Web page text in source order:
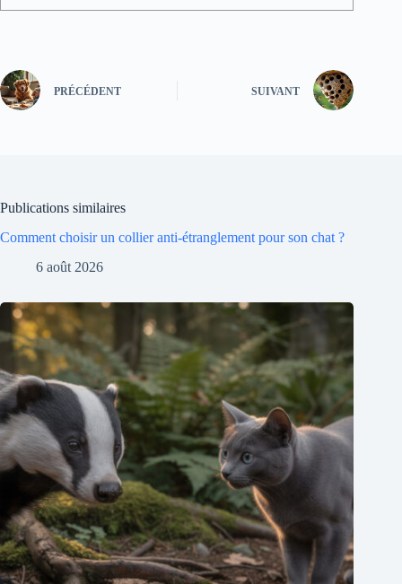
PRÉCÉDENT SUIVANT
Publications similaires
Comment choisir un collier anti-étranglement pour son chat ?
6 août 2026